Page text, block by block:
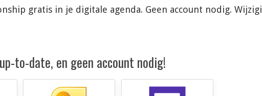
gratis in je digitale agenda. Geen account nodig.
to-date, en geen account nodig!